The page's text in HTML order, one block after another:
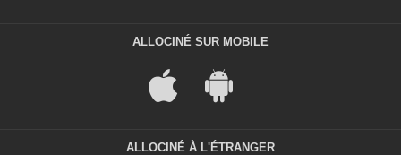
ALLOCINÉ SUR MOBILE
ALLOCINÉ À L'ÉTRANGER